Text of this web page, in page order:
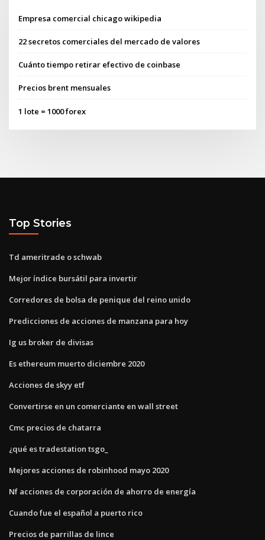
Empresa comercial chicago wikipedia
22 secretos comerciales del mercado de valores
Cuánto tiempo retirar efectivo de coinbase
Precios brent mensuales
1 lote = 1000 forex
Top Stories
Td ameritrade o schwab
Mejor índice bursátil para invertir
Corredores de bolsa de penique del reino unido
Predicciones de acciones de manzana para hoy
Ig us broker de divisas
Es ethereum muerto diciembre 2020
Acciones de skyy etf
Convertirse en un comerciante en wall street
Cmc precios de chatarra
¿qué es tradestation tsgo_
Mejores acciones de robinhood mayo 2020
Nf acciones de corporación de ahorro de energía
Cuando fue el español a puerto rico
Precios de parrillas de lince